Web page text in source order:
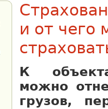
и от чего
К
можно
грузов,